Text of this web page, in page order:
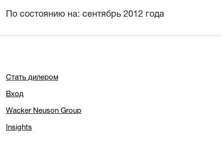
По состоянию на: сентябрь 2012 года
Стать дилером
Вход
Wacker Neuson Group
Insights